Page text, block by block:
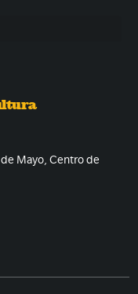
Mayo, Centro de